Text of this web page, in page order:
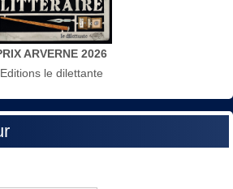
ARVERNE 2026
Editions le dilettante